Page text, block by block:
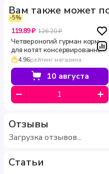
Вам также может
-5%
119.89 ₽ 126.20 ₽
Четвероногий гурман корм
для котят консервированный
с курицей 100 г
4.96рейтинг магазина
10 августа
Отзывы
Загрузка отзывов...
Статьи